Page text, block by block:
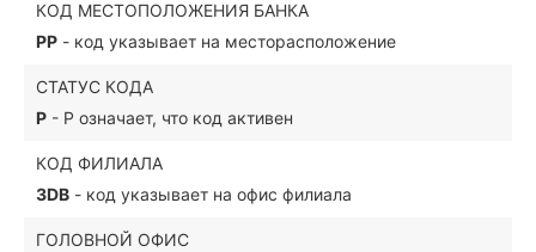
КОД МЕСТОПОЛОЖЕНИЯ БАНКА
PP - код указывает на месторасположение
СТАТУС КОДА
P - P означает, что код активен
КОД ФИЛИАЛА
3DB - код указывает на офис филиала
ГОЛОВНОЙ ОФИС